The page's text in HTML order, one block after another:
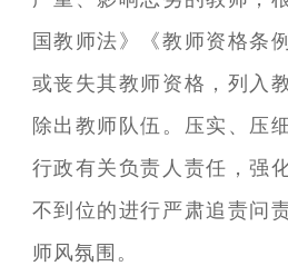
国教师法》《教师资格条
或丧失其教师资格，列入
除出教师队伍。压实、压
行政有关负责人责任，强
不到位的进行严肃追责问
师风氛围。